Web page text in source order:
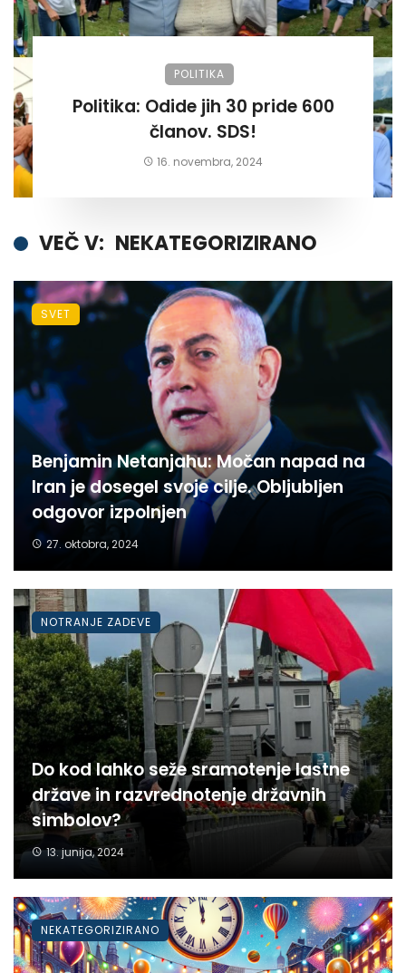
POLITIKA
Politika: Odide jih 30 pride 600
članov. SDS!
16. novembra, 2024
VEČ V: NEKATEGORIZIRANO
Benjamin Netanjahu: Močan napad na
Iran je dosegel svoje cilje. Obljubljen
odgovor izpolnjen
27. oktobra, 2024
SVET
Do kod lahko seže sramotenje lastne
države in razvrednotenje državnih
simbolov?
13. junija, 2024
NOTRANJE ZADEVE
NEKATEGORIZIRANO